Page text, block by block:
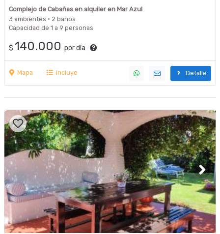
Complejo de Cabañas en alquiler en Mar Azul
3 ambientes · 2 baños
Capacidad de 1 a 9 personas
$ 140.000 por día
Mapa Incluye Detalle